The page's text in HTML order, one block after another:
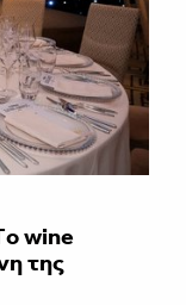
wine
της